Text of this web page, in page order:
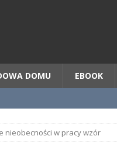
DOMU EBOOK
nieobecności w pracy wzór